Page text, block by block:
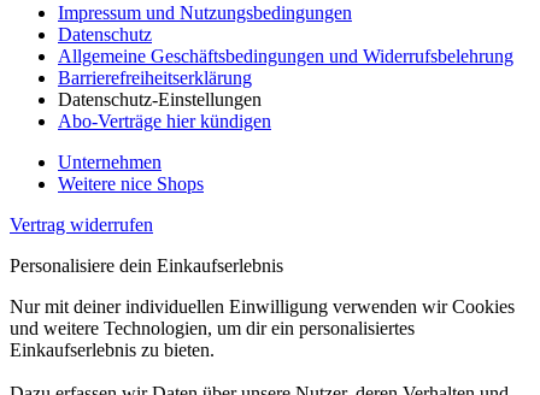
Impressum und Nutzungsbedingungen
Datenschutz
Allgemeine Geschäftsbedingungen und Widerrufsbelehrung
Barrierefreiheitserklärung
Datenschutz-Einstellungen
Abo-Verträge hier kündigen
Unternehmen
Weitere nice Shops
Vertrag widerrufen
Personalisiere dein Einkaufserlebnis
Nur mit deiner individuellen Einwilligung verwenden wir Cookies
und weitere Technologien, um dir ein personalisiertes
Einkaufserlebnis zu bieten.